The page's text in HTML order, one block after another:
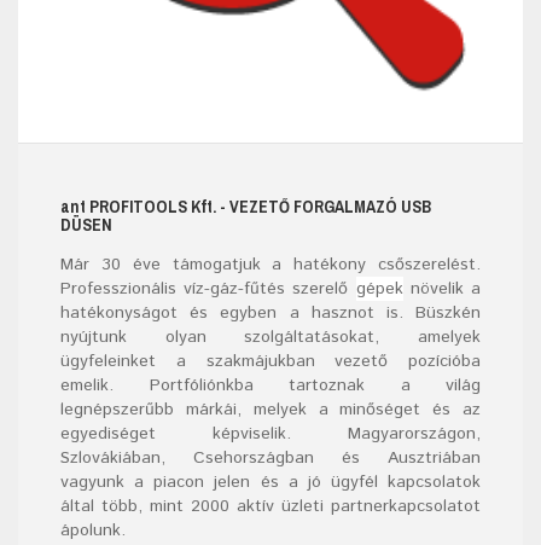
ant PROFITOOLS Kft. - VEZETŐ FORGALMAZÓ USB
DÜSEN
Már 30 éve támogatjuk a hatékony csőszerelést.
Professzionális víz-gáz-fűtés szerelő gépeknövelik a
hatékonyságot és egyben a hasznot is. Büszkén
nyújtunk olyan szolgáltatásokat, amelyek
ügyfeleinket a szakmájukban vezető pozícióba
emelik. Portfóliónkba tartoznak a világ
legnépszerűbb márkái, melyek a minőséget és az
egyediséget képviselik. Magyarországon,
Szlovákiában, Csehországban és Ausztriában
vagyunk a piacon jelen és a jó ügyfél kapcsolatok
által több, mint 2000 aktív üzleti partnerkapcsolatot
ápolunk.